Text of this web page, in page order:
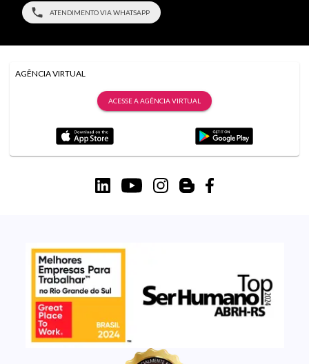
ATENDIMENTO VIA WHATSAPP
AGÊNCIA VIRTUAL
ACESSE A AGÊNCIA VIRTUAL